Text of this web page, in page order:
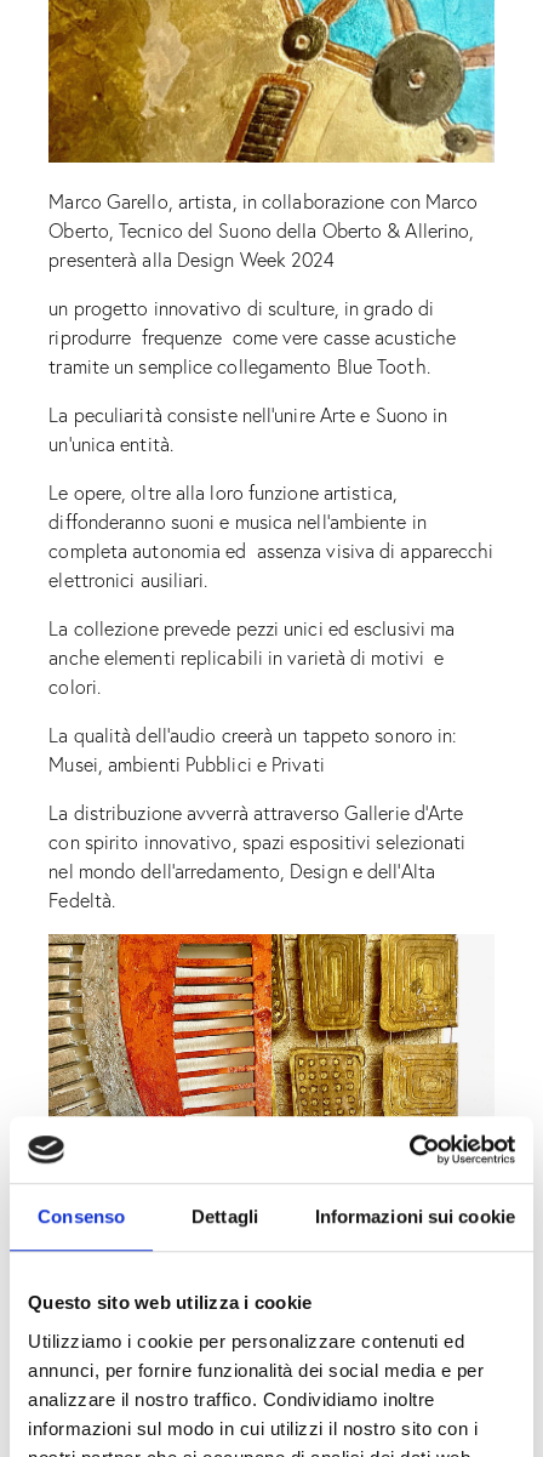
Consenso Dettagli Informazioni sui cookie
Questo sito web utilizza i cookie
Utilizziamo i cookie per personalizzare contenuti ed
annunci, per fornire funzionalità dei social media e per
analizzare il nostro traffico. Condividiamo inoltre
informazioni sul modo in cui utilizzi il nostro sito con i
Marco Garello, artista, in collaborazione con Marco
Oberto, Tecnico del Suono della Oberto & Allerino,
presenterà alla Design Week 2024
un progetto innovativo di sculture, in grado di
riprodurre frequenze come vere casse acustiche
tramite un semplice collegamento Blue Tooth.
La peculiarità consiste nell’unire Arte e Suono in
un’unica entità.
Le opere, oltre alla loro funzione artistica,
diffonderanno suoni e musica nell’ambiente in
completa autonomia ed assenza visiva di apparecchi
elettronici ausiliari.
La collezione prevede pezzi unici ed esclusivi ma
anche elementi replicabili in varietà di motivi e
colori.
La qualità dell’audio creerà un tappeto sonoro in:
Musei, ambienti Pubblici e Privati
La distribuzione avverrà attraverso Gallerie d’Arte
con spirito innovativo, spazi espositivi selezionati
nel mondo dell’arredamento, Design e dell’Alta
Fedeltà.